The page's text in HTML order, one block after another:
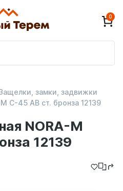
0
NORA-M
12139
замки, задвижки
С-45 AB ст. бронза 12139